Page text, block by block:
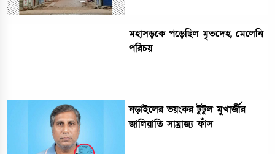
মহাসড়কে পড়েছিল মৃতদেহ, মেলেনি
পরিচয়
নড়াইলের ভয়ংকর টুটুল মুখার্জীর
জালিয়াতি সাম্রাজ্য ফাঁস